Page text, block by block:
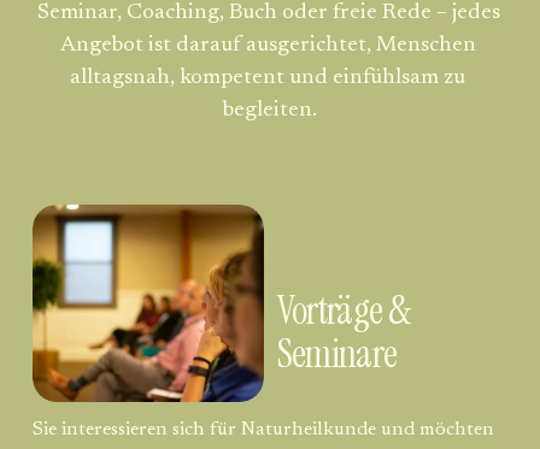
Seminar, Coaching, Buch oder freie Rede – jedes
Angebot ist darauf ausgerichtet, Menschen
alltagsnah, kompetent und einfühlsam zu
begleiten.
Vorträge &
Seminare
Sie interessieren sich für Naturheilkunde und möchten